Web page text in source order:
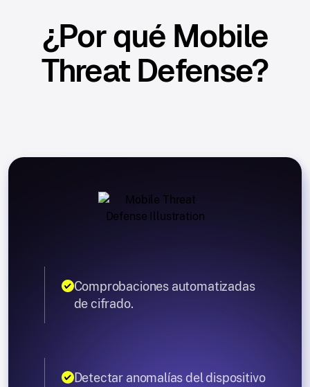
¿Por qué Mobile
Threat Defense?
Comprobaciones automatizadas
de cifrado.
Detectar anomalías del dispositivo